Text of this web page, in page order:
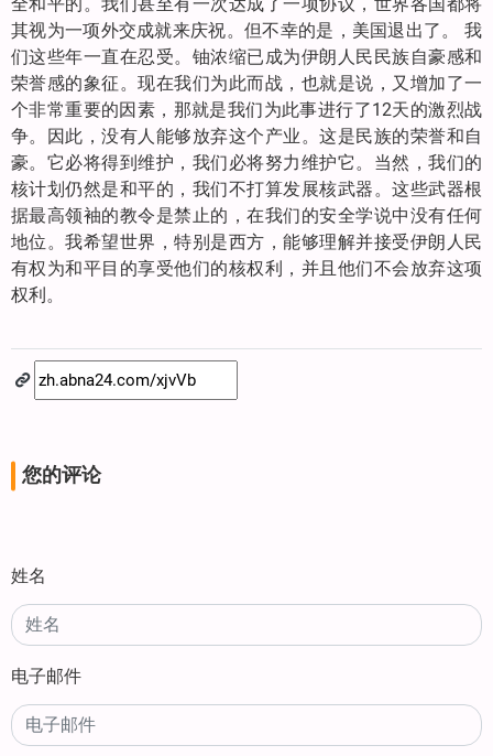
其视为一项外交成就来庆祝。但不幸的是，美国退出了。 我
们这些年一直在忍受。铀浓缩已成为伊朗人民民族自豪感和
荣誉感的象征。现在我们为此而战，也就是说，又增加了一
个非常重要的因素，那就是我们为此事进行了12天的激烈战
争。因此，没有人能够放弃这个产业。这是民族的荣誉和自
豪。它必将得到维护，我们必将努力维护它。当然，我们的
核计划仍然是和平的，我们不打算发展核武器。这些武器根
据最高领袖的教令是禁止的，在我们的安全学说中没有任何
地位。我希望世界，特别是西方，能够理解并接受伊朗人民
有权为和平目的享受他们的核权利，并且他们不会放弃这项
权利。
您的评论
姓名
电子邮件